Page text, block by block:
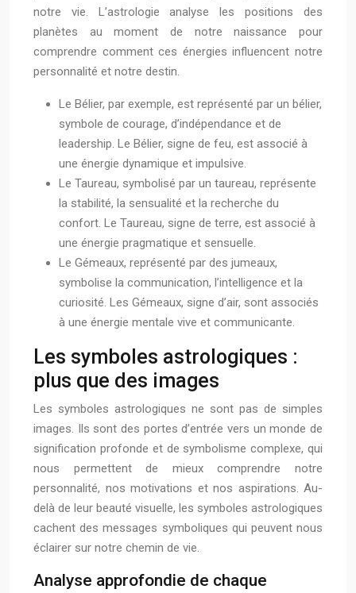
notre vie. L’astrologie analyse les positions des
planètes au moment de notre naissance pour
comprendre comment ces énergies influencent notre
personnalité et notre destin.
Le Bélier, par exemple, est représenté par un bélier,
symbole de courage, d’indépendance et de
leadership. Le Bélier, signe de feu, est associé à
une énergie dynamique et impulsive.
Le Taureau, symbolisé par un taureau, représente
la stabilité, la sensualité et la recherche du
confort. Le Taureau, signe de terre, est associé à
une énergie pragmatique et sensuelle.
Le Gémeaux, représenté par des jumeaux,
symbolise la communication, l’intelligence et la
curiosité. Les Gémeaux, signe d’air, sont associés
à une énergie mentale vive et communicante.
Les symboles astrologiques :
plus que des images
Les symboles astrologiques ne sont pas de simples
images. Ils sont des portes d’entrée vers un monde de
signification profonde et de symbolisme complexe, qui
nous permettent de mieux comprendre notre
personnalité, nos motivations et nos aspirations. Au-
delà de leur beauté visuelle, les symboles astrologiques
cachent des messages symboliques qui peuvent nous
éclairer sur notre chemin de vie.
Analyse approfondie de chaque